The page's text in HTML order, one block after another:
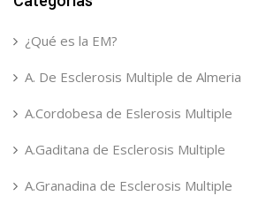
¿Qué es la EM?
A. De Esclerosis Multiple de Almeria
A.Cordobesa de Eslerosis Multiple
A.Gaditana de Esclerosis Multiple
A.Granadina de Esclerosis Multiple